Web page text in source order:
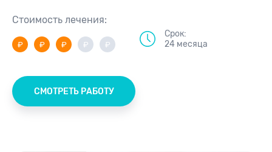
Стоимость лечения:
Срок:
24 месяца
СМОТРЕТЬ РАБОТУ